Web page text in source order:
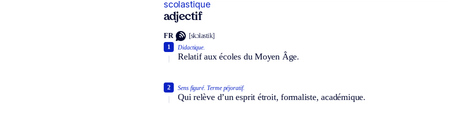
scolastique
adjectif
FR [skɔlastik]
Didactique.
Relatif aux écoles du Moyen Âge.
1
Sens figuré. Terme péjoratif.
Qui relève d’un esprit étroit, formaliste, académique.
2